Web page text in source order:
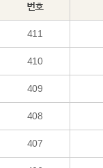
번호
411
410
409
408
407